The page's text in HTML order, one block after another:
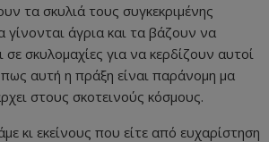
τα σκυλιά τους συγκεκριμένης
άγρια και τα βάζουν να
σκυλομαχίες για να κερδίζουν αυτοί
αυτή η πράξη είναι παράνομη μα
στους σκοτεινούς κόσμους.
κι εκείνους που είτε από ευχαρίστηση